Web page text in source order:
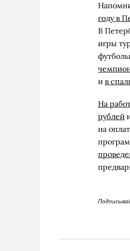
году в
В
игры
и в
На
рублей
на